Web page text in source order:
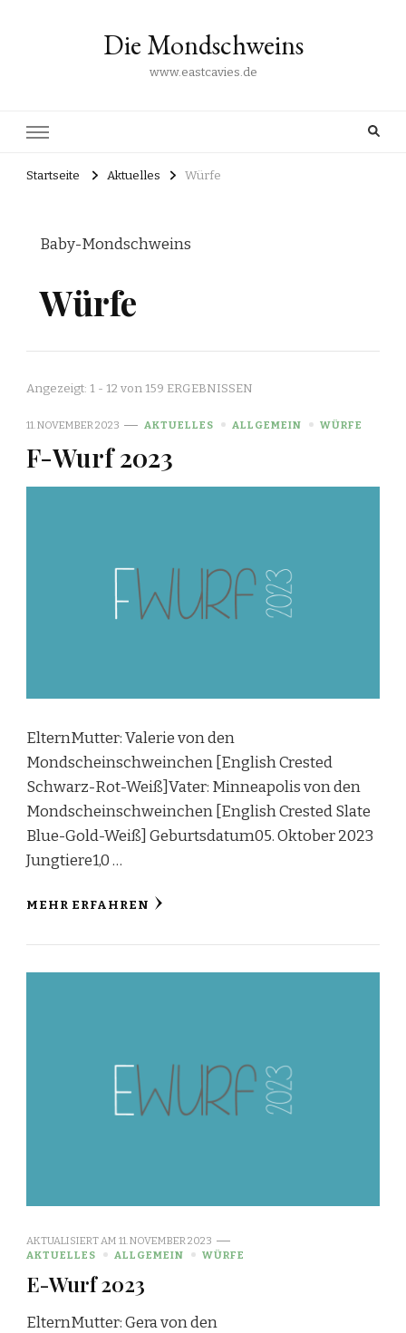
Die Mondschweins
www.eastcavies.de
Startseite Aktuelles Würfe
Baby-Mondschweins
Würfe
Angezeigt: 1 - 12 von 159 ERGEBNISSEN
11. NOVEMBER 2023 AKTUELLES ALLGEMEIN WÜRFE
F-Wurf 2023
ElternMutter: Valerie von den
Mondscheinschweinchen [English Crested
Schwarz-Rot-Weiß]Vater: Minneapolis von den
Mondscheinschweinchen [English Crested Slate
Blue-Gold-Weiß] Geburtsdatum05. Oktober 2023
Jungtiere1,0 …
MEHR ERFAHREN
AKTUALISIERT AM 11. NOVEMBER 2023
AKTUELLES
ALLGEMEIN WÜRFE
E-Wurf 2023
ElternMutter: Gera von den